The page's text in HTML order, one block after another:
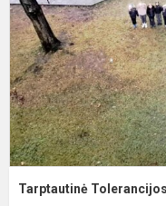
Tarptautinė